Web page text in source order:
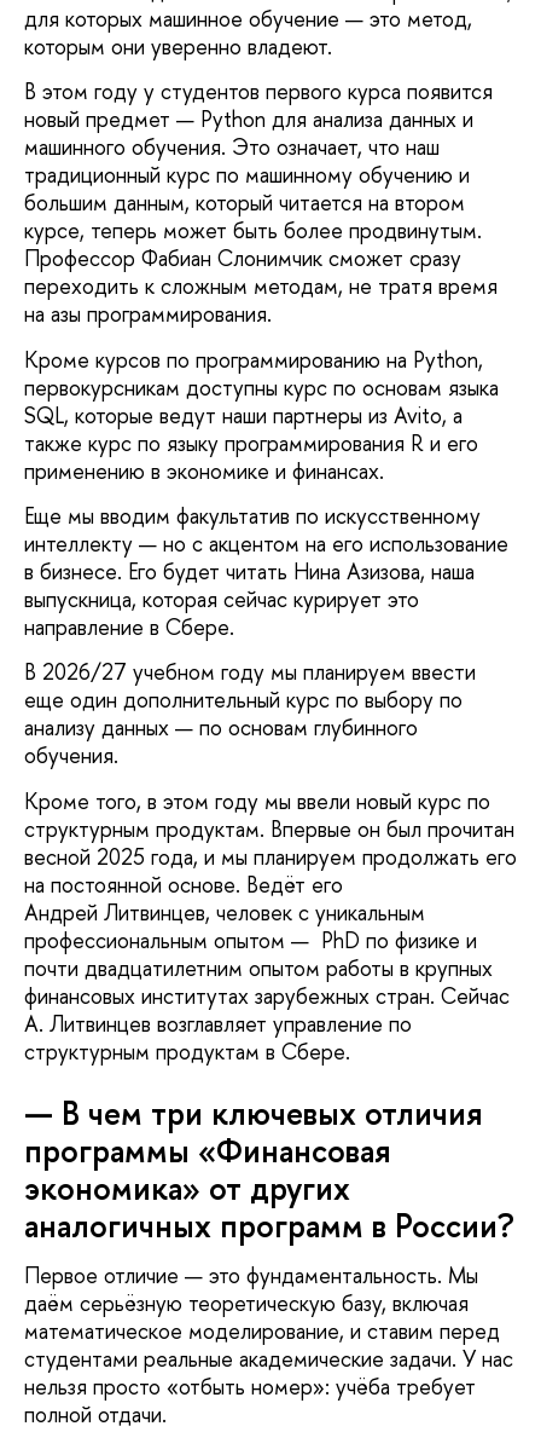
для которых машинное обучение — это метод,
которым они уверенно владеют.
В этом году у студентов первого курса появится
новый предмет — Python для анализа данных и
машинного обучения. Это означает, что наш
традиционный курс по машинному обучению и
большим данным, который читается на втором
курсе, теперь может быть более продвинутым.
Профессор Фабиан Слонимчик сможет сразу
переходить к сложным методам, не тратя время
на азы программирования.
Кроме курсов по программированию на Python,
первокурсникам доступны курс по основам языка
SQL, которые ведут наши партнеры из Avito, а
также курс по языку программирования R и его
применению в экономике и финансах.
Еще мы вводим факультатив по искусственному
интеллекту — но с акцентом на его использование
в бизнесе. Его будет читать Нина Азизова, наша
выпускница, которая сейчас курирует это
направление в Сбере.
В 2026/27 учебном году мы планируем ввести
еще один дополнительный курс по выбору по
анализу данных — по основам глубинного
обучения.
Кроме того, в этом году мы ввели новый курс по
структурным продуктам. Впервые он был прочитан
весной 2025 года, и мы планируем продолжать его
на постоянной основе. Ведёт его
Андрей Литвинцев, человек с уникальным
профессиональным опытом — PhD по физике и
почти двадцатилетним опытом работы в крупных
финансовых институтах зарубежных стран. Сейчас
А. Литвинцев возглавляет управление по
структурным продуктам в Сбере.
— В чем три ключевых отличия
программы «Финансовая
экономика» от других
аналогичных программ в России?
Первое отличие — это фундаментальность. Мы
даём серьёзную теоретическую базу, включая
математическое моделирование, и ставим перед
студентами реальные академические задачи. У нас
нельзя просто «отбыть номер»: учёба требует
полной отдачи.